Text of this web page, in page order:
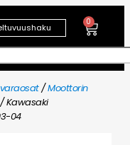
0
/Moottorin
Kawasaki
04